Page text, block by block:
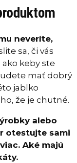
neveríte,
sa, či vás
keby ste
mať dobrý
jablko
že je chutné.
alebo
otestujte sami
Aké majú